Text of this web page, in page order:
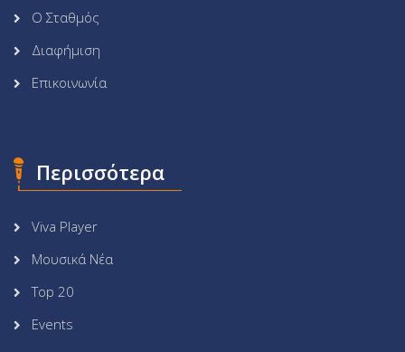
Ο Σταθμός
Διαφήμιση
Επικοινωνία
Περισσότερα
Viva Player
Μουσικά Νέα
Top 20
Events